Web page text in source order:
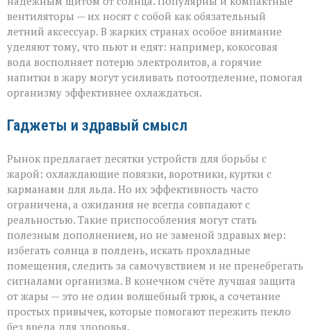
вентиляторы — их носят с собой как обязательный
летний аксессуар. В жарких странах особое внимание
уделяют тому, что пьют и едят: например, кокосовая
вода восполняет потерю электролитов, а горячие
напитки в жару могут усиливать потоотделение, помогая
организму эффективнее охлаждаться.
Гаджеты и здравый смысл
Рынок предлагает десятки устройств для борьбы с
жарой: охлаждающие повязки, воротники, куртки с
карманами для льда. Но их эффективность часто
ограничена, а ожидания не всегда совпадают с
реальностью. Такие приспособления могут стать
полезным дополнением, но не заменой здравых мер:
избегать солнца в полдень, искать прохладные
помещения, следить за самочувствием и не пренебрегать
сигналами организма. В конечном счёте лучшая защита
от жары — это не один волшебный трюк, а сочетание
простых привычек, которые помогают пережить пекло
без вреда для здоровья.